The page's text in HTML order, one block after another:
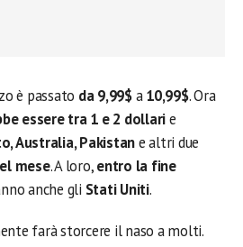
è passato da 9,99$a10,99$. Ora
essere tra 1 e 2 dollarie
Australia, Pakistane altri due
mese. A loro,entro la fine
anche gli Stati Uniti.
farà storcere il naso a molti.